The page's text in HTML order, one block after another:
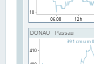
DONAU - Passau